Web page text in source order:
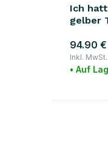
Ich
gelber
94.90 €
Inkl. MwSt.
• Auf